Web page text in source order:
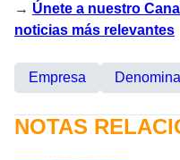
→ Únete a nuestro
noticias más relevantes
Empresa
NOTAS